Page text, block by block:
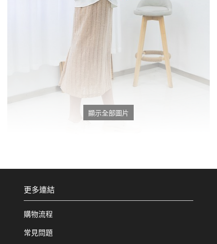
顯示全部圖片
更多連結
購物流程
常見問題